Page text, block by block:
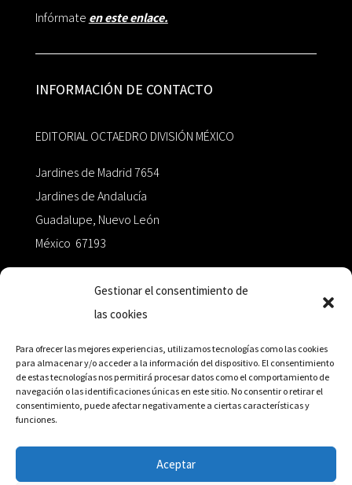
Gestionar el consentimiento de
las cookies
Para ofrecer las mejores experiencias, utilizamos tecnologías como las cookies
para almacenar y/o acceder a la información del dispositivo. El consentimiento
de estas tecnologías nos permitirá procesar datos como el comportamiento de
navegación o las identificaciones únicas en este sitio. No consentir o retirar el
consentimiento, puede afectar negativamente a ciertas características y
funciones.
Aceptar
Infórmate en este enlace.
INFORMACIÓN DE CONTACTO
EDITORIAL OCTAEDRO DIVISIÓN MÉXICO
Jardines de Madrid 7654
Jardines de Andalucía
Guadalupe, Nuevo León
México 67193
+52 811.499.5638
RED DE DISTRIBUCIÓN